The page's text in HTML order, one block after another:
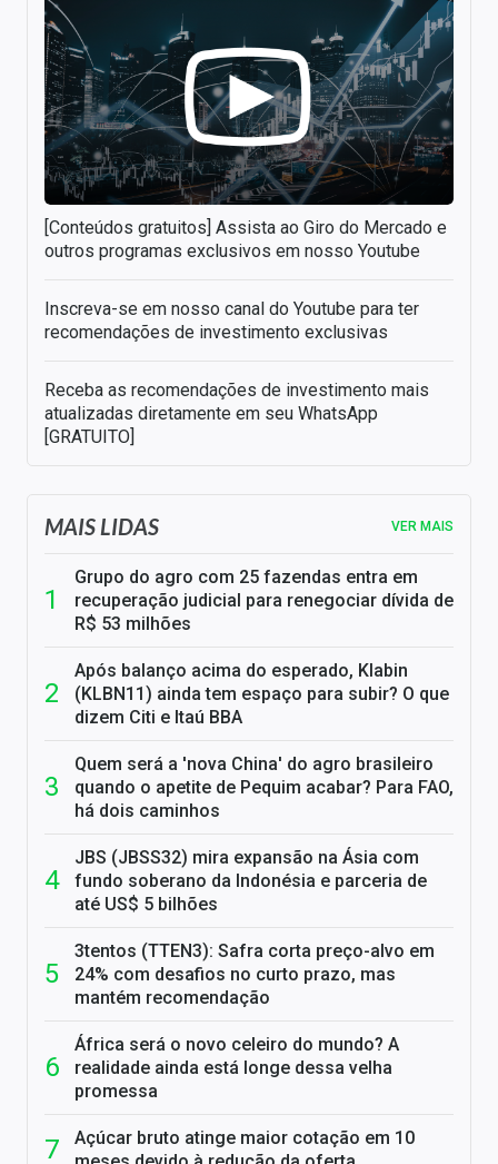
[Conteúdos gratuitos] Assista ao Giro do Mercado e
outros programas exclusivos em nosso Youtube
Inscreva-se em nosso canal do Youtube para ter
recomendações de investimento exclusivas
Receba as recomendações de investimento mais
atualizadas diretamente em seu WhatsApp
[GRATUITO]
MAIS LIDAS VER MAIS
Grupo do agro com 25 fazendas entra em
recuperação judicial para renegociar dívida de
R$ 53 milhões
Após balanço acima do esperado, Klabin
(KLBN11) ainda tem espaço para subir? O que
dizem Citi e Itaú BBA
Quem será a 'nova China' do agro brasileiro
quando o apetite de Pequim acabar? Para FAO,
há dois caminhos
JBS (JBSS32) mira expansão na Ásia com
fundo soberano da Indonésia e parceria de
até US$ 5 bilhões
3tentos (TTEN3): Safra corta preço-alvo em
24% com desafios no curto prazo, mas
mantém recomendação
África será o novo celeiro do mundo? A
realidade ainda está longe dessa velha
promessa
Açúcar bruto atinge maior cotação em 10